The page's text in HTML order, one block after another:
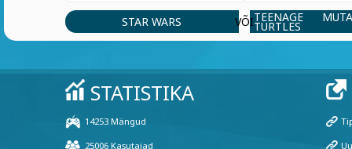
STAR WARS VÕITEENAGE
TURTLES